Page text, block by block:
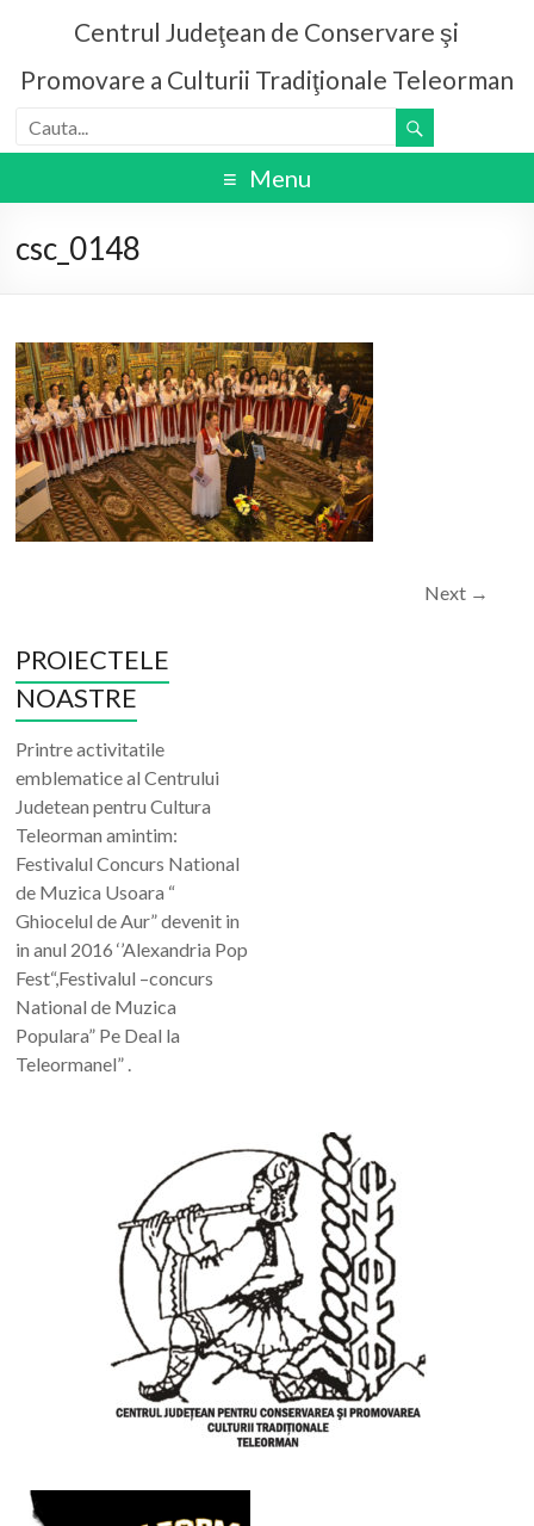
Centrul Judeţean de Conservare şi
Promovare a Culturii Tradiţionale Teleorman
Menu
csc_0148
Next →
PROIECTELE
NOASTRE
Printre activitatile
emblematice al Centrului
Judetean pentru Cultura
Teleorman amintim:
Festivalul Concurs National
de Muzica Usoara “
Ghiocelul de Aur” devenit in
in anul 2016 ‘’Alexandria Pop
Fest“,Festivalul –concurs
National de Muzica
Populara” Pe Deal la
Teleormanel” .